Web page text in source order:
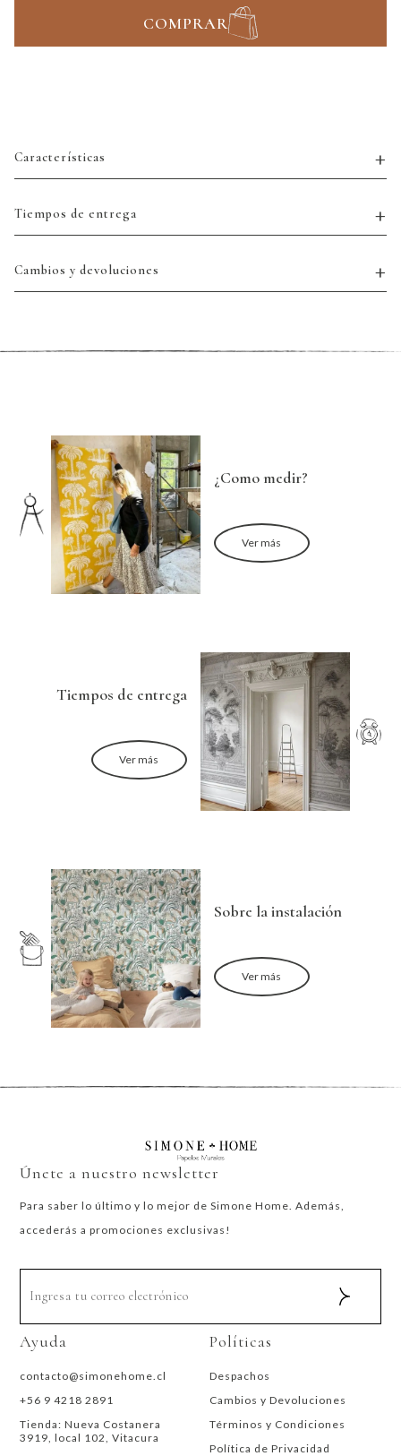
COMPRAR
Características
Tiempos de entrega
Cambios y devoluciones
¿Como medir?
Ver más
Tiempos de entrega
Ver más
Sobre la instalación
Ver más
Únete a nuestro newsletter
Para saber lo último y lo mejor de Simone Home. Además,
accederás a promociones exclusivas!
Ayuda
contacto@simonehome.cl
+56 9 4218 2891
Tienda: Nueva Costanera
3919, local 102, Vitacura
Políticas
Despachos
Cambios y Devoluciones
Términos y Condiciones
Política de Privacidad